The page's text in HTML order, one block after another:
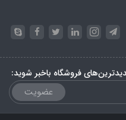
فروشگاه باخبر شوید:
عضویت